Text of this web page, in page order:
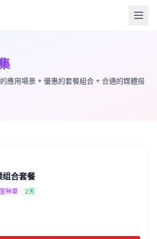
應用場景 + 優惠的套餐組合 + 合適的媒體搭
组合套餐
种草 2天